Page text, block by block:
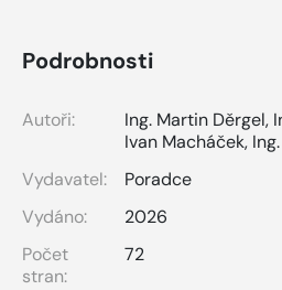
Podrobnosti
Autoři: Ing. Martin Děrgel,
Ivan Macháček,
Vydavatel:
Poradce
Vydáno:
2026
Počet
stran:
72